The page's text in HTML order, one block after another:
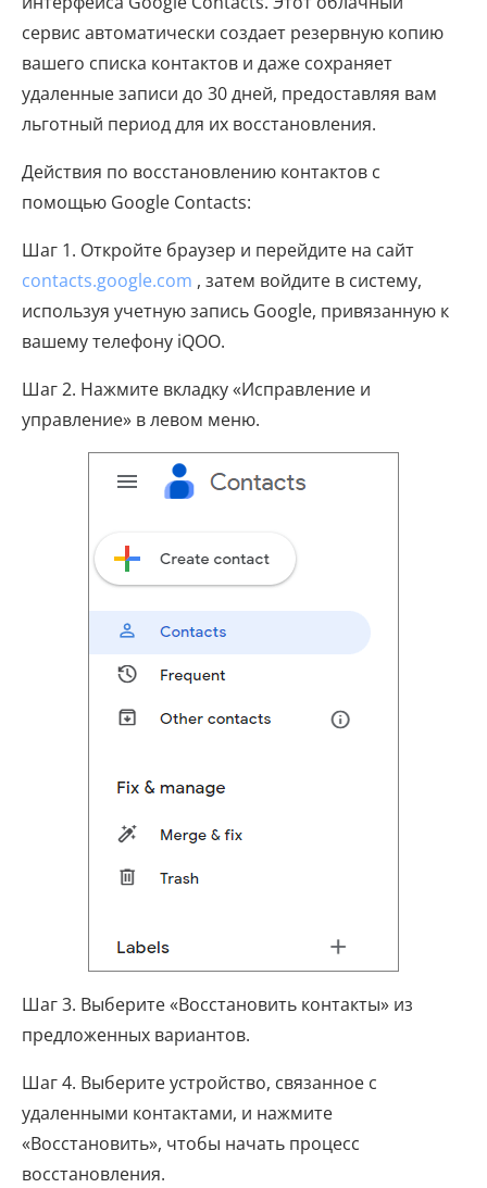
сервис автоматически создает резервную копию
вашего списка контактов и даже сохраняет
удаленные записи до 30 дней, предоставляя вам
льготный период для их восстановления.
Действия по восстановлению контактов с
помощью Google Contacts:
Шаг 1. Откройте браузер и перейдите на сайт
contacts.google.com , затем войдите в систему,
используя учетную запись Google, привязанную к
вашему телефону iQOO.
Шаг 2. Нажмите вкладку «Исправление и
управление» в левом меню.
Шаг 3. Выберите «Восстановить контакты» из
предложенных вариантов.
Шаг 4. Выберите устройство, связанное с
удаленными контактами, и нажмите
«Восстановить», чтобы начать процесс
восстановления.